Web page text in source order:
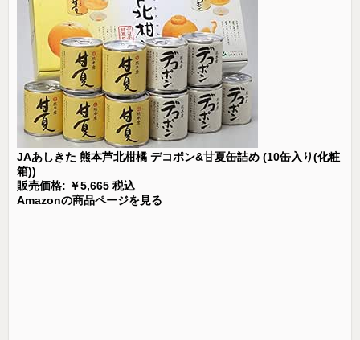
JAあしきた 熊本芦北柑橘 デコポン&甘夏缶詰め (10缶入り(化粧
箱))
販売価格: ￥5,665 税込
Amazonの商品ページを見る